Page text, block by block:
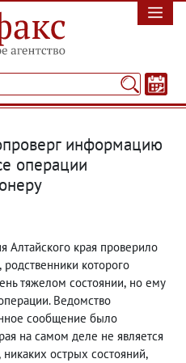
информацию
операции
Алтайского края проверило
, родственники которого
тяжелом состоянии, но ему
Ведомство
сообщение было
на самом деле не является
никаких острых состояний,